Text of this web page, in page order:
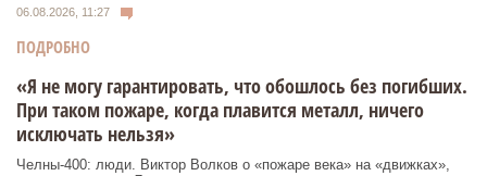
06.08.2026, 11:27
ПОДРОБНО
«Я не могу гарантировать, что обошлось без погибших.
При таком пожаре, когда плавится металл, ничего
исключать нельзя»
Челны-400: люди. Виктор Волков о «пожаре века» на «движках»,